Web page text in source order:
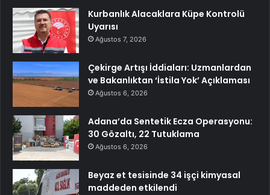
Kurbanlık Alacaklara Küpe Kontrolü
Uyarısı
Ağustos 7, 2026
Çekirge Artışı İddiaları: Uzmanlardan
ve Bakanlıktan ‘İstila Yok’ Açıklaması
Ağustos 6, 2026
Adana’da Sentetik Ecza Operasyonu:
30 Gözaltı, 22 Tutuklama
Ağustos 6, 2026
Beyaz et tesisinde 34 işçi kimyasal
maddeden etkilendi